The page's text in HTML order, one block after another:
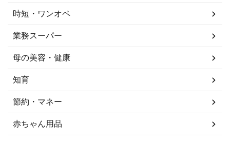
時短・ワンオペ
業務スーパー
母の美容・健康
知育
節約・マネー
赤ちゃん用品